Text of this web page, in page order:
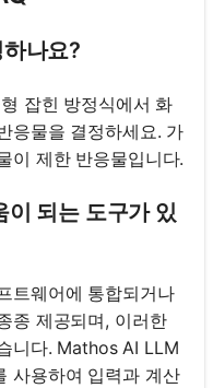
나요?
잡힌 방정식에서 화
응물을 결정하세요. 가
이 제한 반응물입니다.
되는 도구가 있
트웨어에 통합되거나
종 제공되며, 이러한
니다. Mathos AI LLM
사용하여 입력과 계산